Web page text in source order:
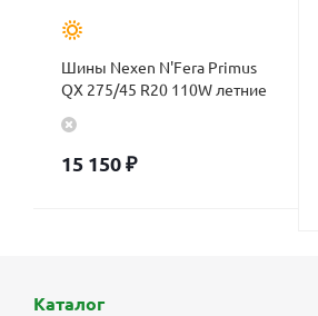
Шины Nexen N'Fera Primus
QX 275/45 R20 110W летние
15 150₽
Каталог